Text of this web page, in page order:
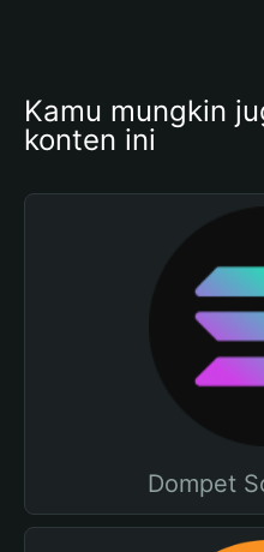
Kamu mungkin
konten ini
Dompet